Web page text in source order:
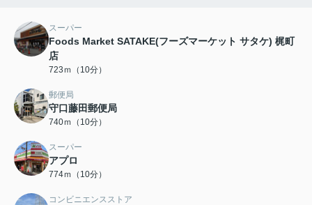
スーパー
Foods Market SATAKE(フーズマーケット サタケ) 梶町
店
723ｍ（10分）
郵便局
守口藤田郵便局
740ｍ（10分）
スーパー
アプロ
774ｍ（10分）
コンビニエンスストア